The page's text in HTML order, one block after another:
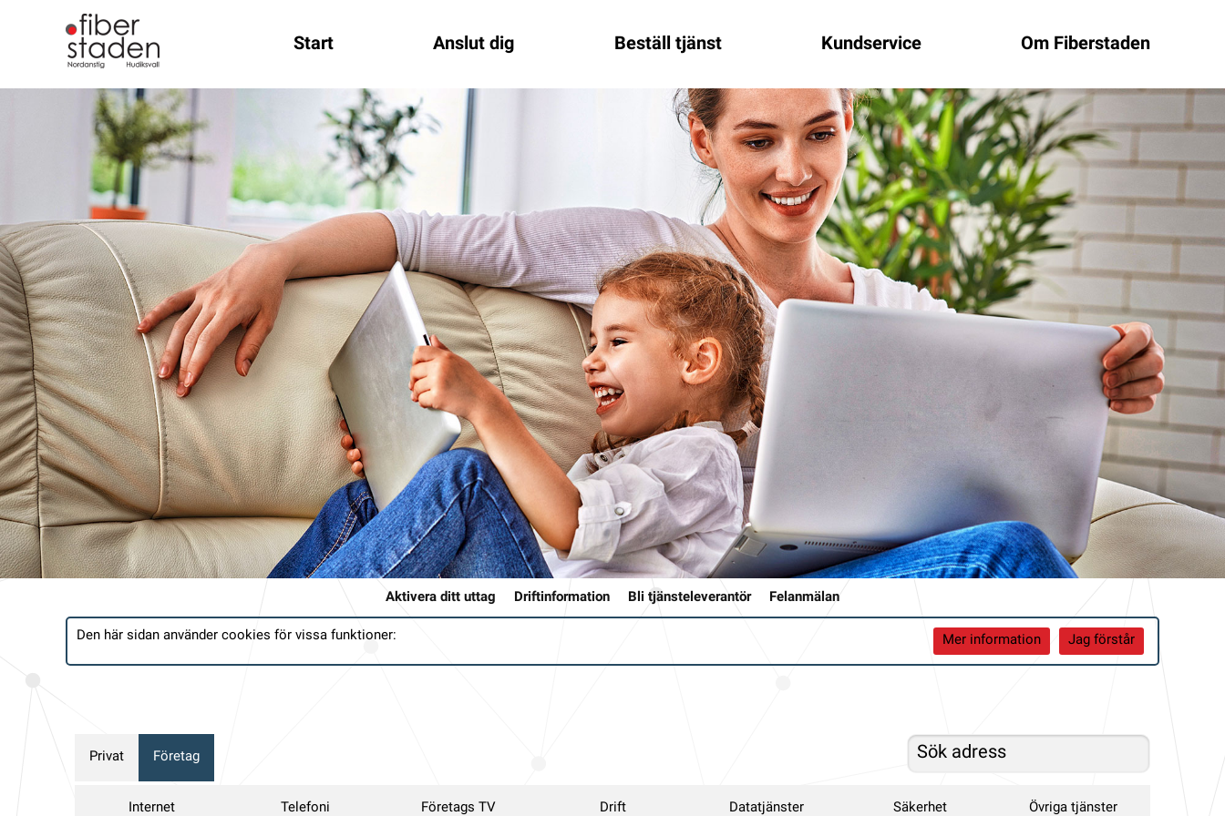
Start Anslut dig Beställ tjänst Kundservice Om Fiberstaden
Aktivera ditt uttag Driftinformation Bli tjänsteleverantör Felanmälan
Den här sidan använder cookies för vissa funktioner: Jag förstår
Mer information
Privat Företag
Internet Telefoni Företags TV Drift Datatjänster Säkerhet Övriga tjänster